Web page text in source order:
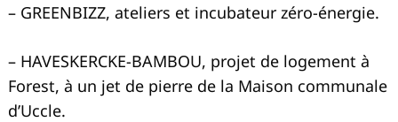
– GREENBIZZ, ateliers et incubateur zéro-énergie.
– HAVESKERCKE-BAMBOU, projet de logement à
Forest, à un jet de pierre de la Maison communale
d’Uccle.